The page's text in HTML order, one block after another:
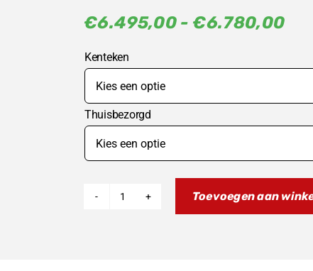
€6.495,00 - €6.780,00
Kenteken
Thuisbezorgd
Toevoegen aan